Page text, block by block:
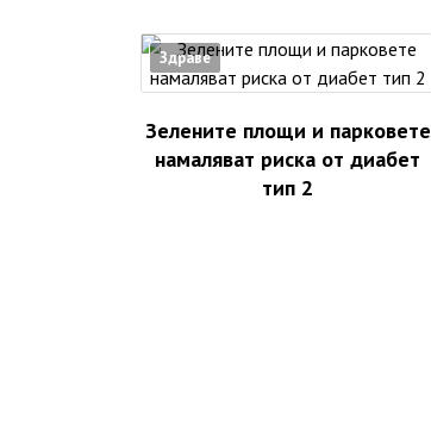
Здраве
Зелените площи и парковете
намаляват риска от диабет
тип 2